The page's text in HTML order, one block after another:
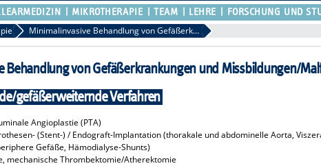
MIKROTHERAPIE TEAM LEHRE FORSCHUNG UND
Minimalinvasive Behandlung von Gefäßerkrankungen und Missbildungen/Malformationen
Behandlung von Gefäßerkrankungen und Missbildungen/
gefäßerweiternde Verfahren
Angioplastie (PTA)
(Stent-) / Endograft-Implantation (thorakale und abdominelle Aorta,
Gefäße, Hämodialyse-Shunts)
mechanische Thrombektomie/Atherektomie